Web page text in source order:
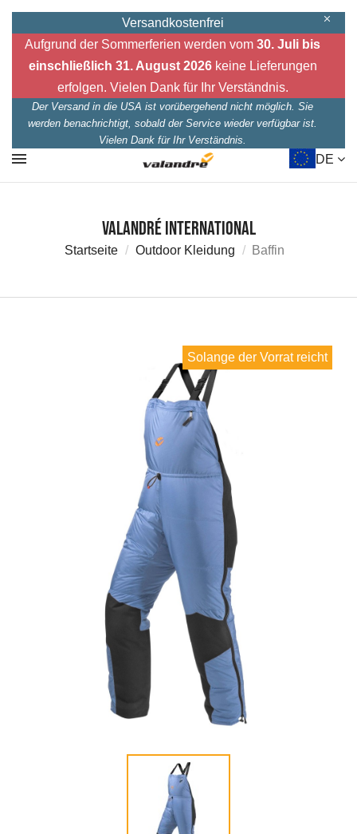
Versandkostenfrei
Aufgrund der Sommerferien werden vom 30. Juli bis
einschließlich 31. August 2026keine Lieferungen
erfolgen. Vielen Dank für Ihr Verständnis.
Der Versand in die USA ist vorübergehend nicht möglich. Sie
werden benachrichtigt, sobald der Service wieder verfügbar ist.
Vielen Dank für Ihr Verständnis.
DE
Valandré International
Startseite Outdoor Kleidung Baffin
Solange der Vorrat reicht